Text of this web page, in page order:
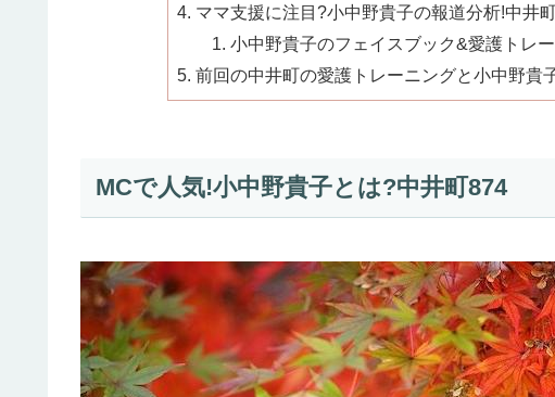
ママ支援に注目?小中野貴子の報道分析!中井
小中野貴子のフェイスブック&愛護トレ
前回の中井町の愛護トレーニングと小中野貴
MCで人気!小中野貴子とは?中井町874